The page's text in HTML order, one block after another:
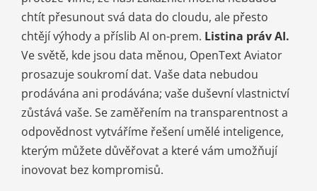
chtít přesunout svá data do cloudu, ale přesto
chtějí výhody a příslib AI on-prem. Listina práv AI.
Ve světě, kde jsou data měnou, OpenText Aviator
prosazuje soukromí dat. Vaše data nebudou
prodávána ani prodávána; vaše duševní vlastnictví
zůstává vaše. Se zaměřením na transparentnost a
odpovědnost vytváříme řešení umělé inteligence,
kterým můžete důvěřovat a které vám umožňují
inovovat bez kompromisů.